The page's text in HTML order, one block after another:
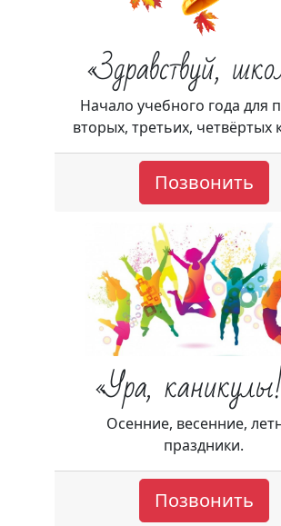
«Здравствуй,
Начало учебного года для
вторых, третьих, четвёртых
Позвонить
«Ура,
Осенние, весенние,
праздники.
Позвонить